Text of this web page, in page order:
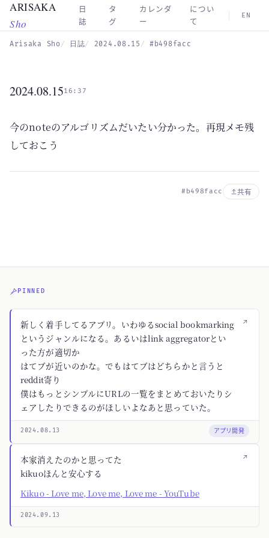
Skip to main content
ARISAKA
Sho
日
誌
タ
グ
カレンダ
ー
につい
て
EN
Arisaka Sho 日誌 2024.08.15 #b498facc
2024.08.1516:37
今のnoteのアルゴリズムだいたい分かった。再現メモ残
しておこう
#b498facc 共有
PINNED
↗
新しく着手してるアプリ。いわゆるsocial bookmarking
というジャンルになる。あるいはlink aggregatorとい
った方が適切か
はてブが近いのかな。でもはてブはどちらかと言うと
reddit寄り
僕はもっとシンプルにURLの一覧をまとめておいたりシ
ェアしたりできるのがほしいよなあと思っていた。
2024.08.13 アプリ開発
↗
本家消えたのかと思ってた
kikuoほんと安心する
Kikuo - Love me, Love me, Love me - YouTube
2024.09.13